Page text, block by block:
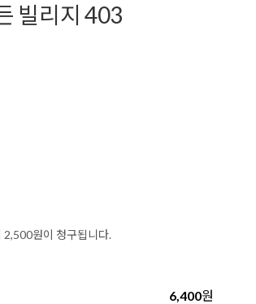
빌리지 403
2,500원이 청구됩니다.
6,400원